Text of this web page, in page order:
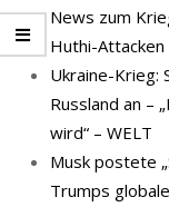
News zum
Huthi-Attacken
Ukraine-Krieg:
Russland an –
wird“ – WELT
Musk postete
Trumps